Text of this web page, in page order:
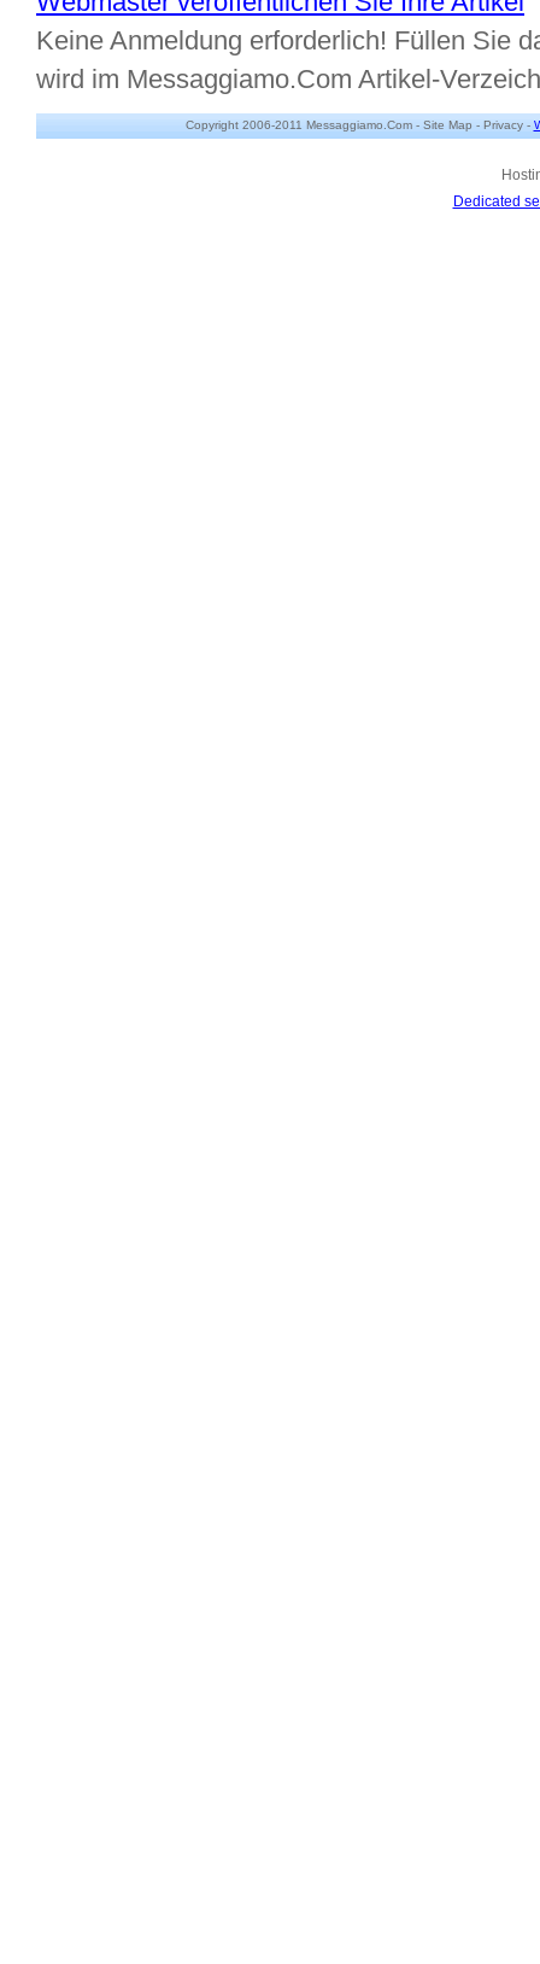
Keine Anmeldung erforderlich! Füllen Sie
wird im Messaggiamo.Com Artikel-
Copyright 2006-2011 Messaggiamo.Com - Site Map - Privacy-
Dedicated